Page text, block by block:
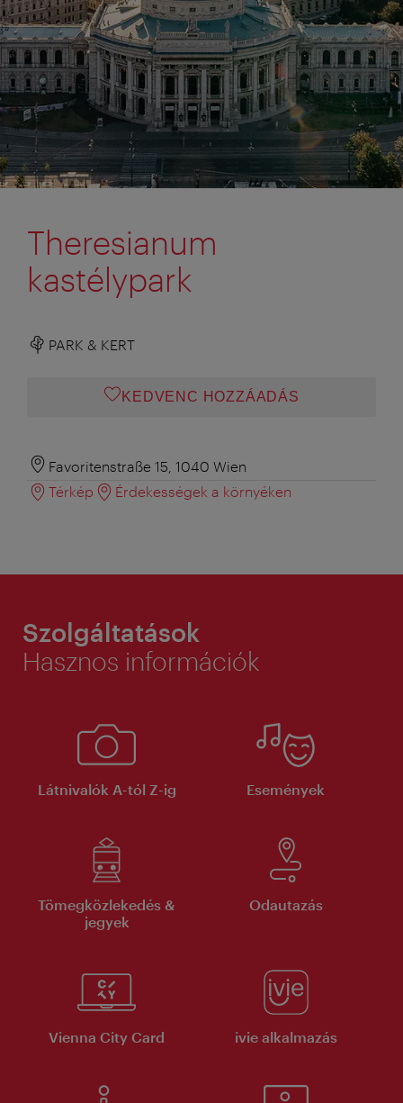
Theresianum
kastélypark
PARK & KERT
KEDVENC HOZZÁADÁS
Favoritenstraße 15, 1040 Wien
Térkép
Érdekességek a környéken
Szolgáltatások
Hasznos információk
Látnivalók A-tól Z-ig Események
Tömegközlekedés &
jegyek
Odautazás
Vienna City Card ivie alkalmazás